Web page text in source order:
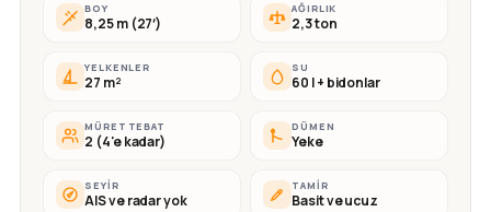
BOY
8,25 m (27′)
AĞIRLIK
2,3 ton
YELKENLER
27 m²
SU
60 l + bidonlar
MÜRETTEBAT
2 (4'e kadar)
DÜMEN
Yeke
SEYIR
AIS ve radar yok
TAMIR
Basit ve ucuz